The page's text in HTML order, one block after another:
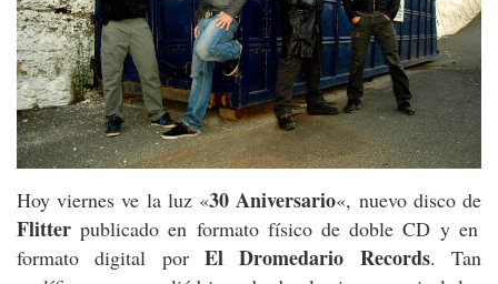
Hoy viernes ve la luz «30 Aniversario«, nuevo disco de
Flitterpublicado en formato físico de doble CD y en
formato digital por El Dromedario Records. Tan